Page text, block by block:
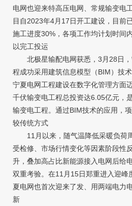
电网也迎来特高压电网、常规输变电
目自2023年4月17日开工建设，目前
施工进度30%，各项工作均计划时间
以完工投运
北极星输配电网获悉，3月28日，
程成功采用建筑信息模型（BIM）技
宁夏电网工程建设在数字化管理方面
千伏输变电工程总投资达6.05亿元，
输变电工程。通过BIM技术的应用，
较传统方式
11月以来，随气温降低采暖负荷
受检修、市场行情变化等因素阶段性
升，叠加高占比新能源接入电网后给
双重考验。在11月15日郑重进入迎峰
夏电网也首次迎来了发、用两端电力
新